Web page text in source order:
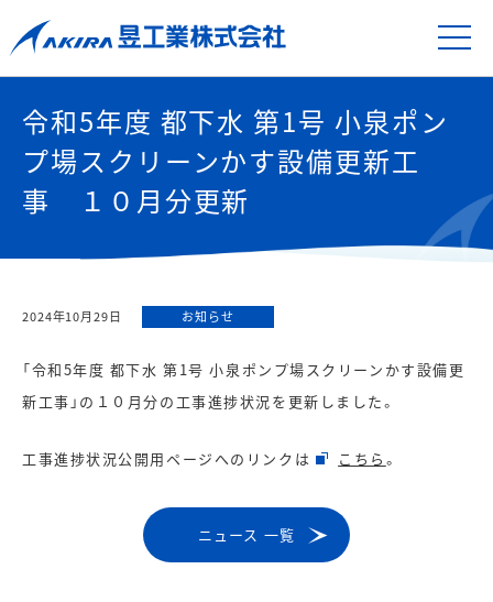
令和5年度 都下水 第1号 小泉ポン
プ場スクリーンかす設備更新工
事 １０月分更新
2024年10月29日 お知らせ
「令和5年度 都下水 第1号 小泉ポンプ場スクリーンかす設備更
新工事」の１０月分の工事進捗状況を更新しました。
工事進捗状況公開用ページへのリンクは こちら 。
ニュース 一覧